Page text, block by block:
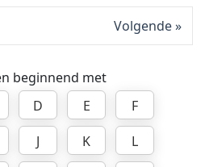
Volgende
beginnend met
D E
F
J K
L